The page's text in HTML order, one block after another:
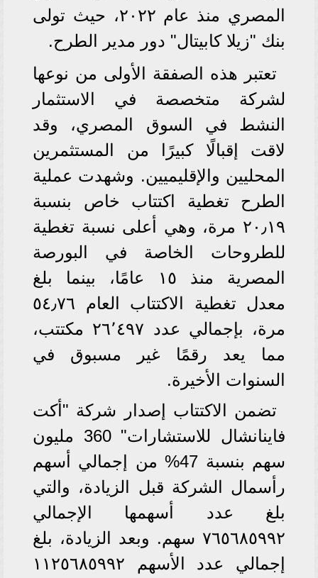
المصري منذ عام ۲۰۲۲، حيث تولى
بنك "زیلا كابیتال" دور مدير الطرح.
تعتبر هذه الصفقة الأولى من نوعها
لشركة متخصصة في الاستثمار
النشط في السوق المصري، وقد
لاقت إقبالًا كبيرًا من المستثمرين
المحليين والإقليميين. وشهدت عملية
الطرح تغطية اكتتاب خاص بنسبة
۲۰٫۱۹ مرة، وهي أعلى نسبة تغطية
للطروحات الخاصة في البورصة
المصرية منذ ۱٥ عامًا، بينما بلغ
معدل تغطية الاكتتاب العام ٥٤٫۷٦
مرة، بإجمالي عدد ۲٦٬٤۹۷ مكتتب،
مما يعد رقمًا غير مسبوق في
السنوات الأخيرة.
تضمن الاكتتاب إصدار شركة "أكت
فاینانشال للاستشارات" 360 مليون
سهم بنسبة 47% من إجمالي أسهم
رأسمال الشركة قبل الزيادة، والتي
بلغ عدد أسهمها الإجمالي
۷٦٥٦۸٥۹۹۲ سهم. وبعد الزيادة، بلغ
إجمالي عدد الأسهم ۱۱۲٥٦۸٥۹۹۲